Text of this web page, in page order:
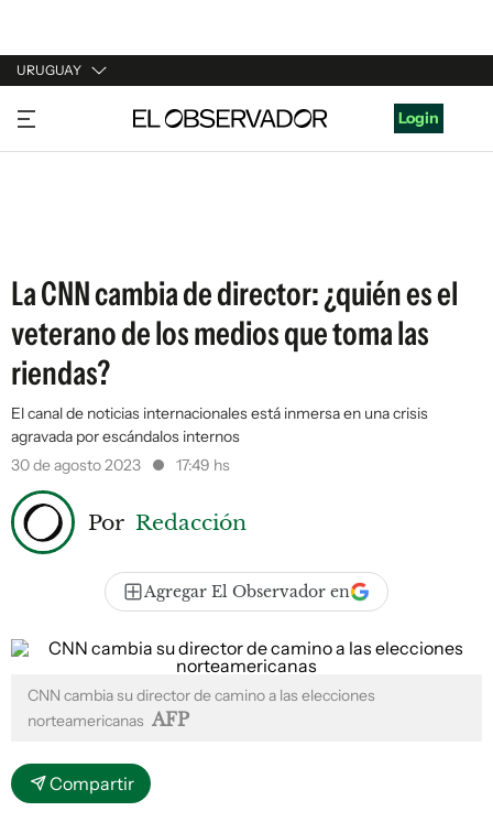
URUGUAY
URUGUAY
ARGENTINA
Login
La CNN cambia de director: ¿quién es el
veterano de los medios que toma las
riendas?
El canal de noticias internacionales está inmersa en una crisis
agravada por escándalos internos
30 de agosto 2023
17:49 hs
Por Redacción
Agregar El Observador en
CNN cambia su director de camino a las elecciones
norteamericanas AFP
Compartir